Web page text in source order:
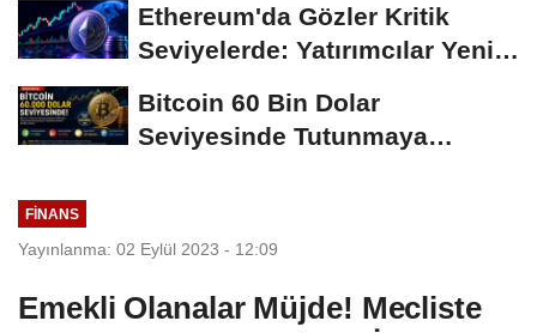
Ethereum'da Gözler Kritik
Seviyelerde: Yatırımcılar Yeni
Bitcoin 60 Bin Dolar
Seviyesinde Tutunmaya
FINANS
Yayınlanma: 02 Eylül 2023 - 12:09
Emekli Olanalar Müjde! Mecliste